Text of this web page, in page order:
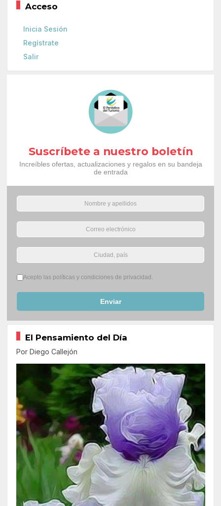
Acceso
Inicia Sesión
Regístrate
Salir
Suscríbete a nuestro boletín
Increíbles ofertas, actualizaciones y regalos en su bandeja
de entrada
Términos del servicio*
Acepto las políticas y condiciones de privacidad.
Enviar
El Pensamiento del Día
Por Diego Callejón